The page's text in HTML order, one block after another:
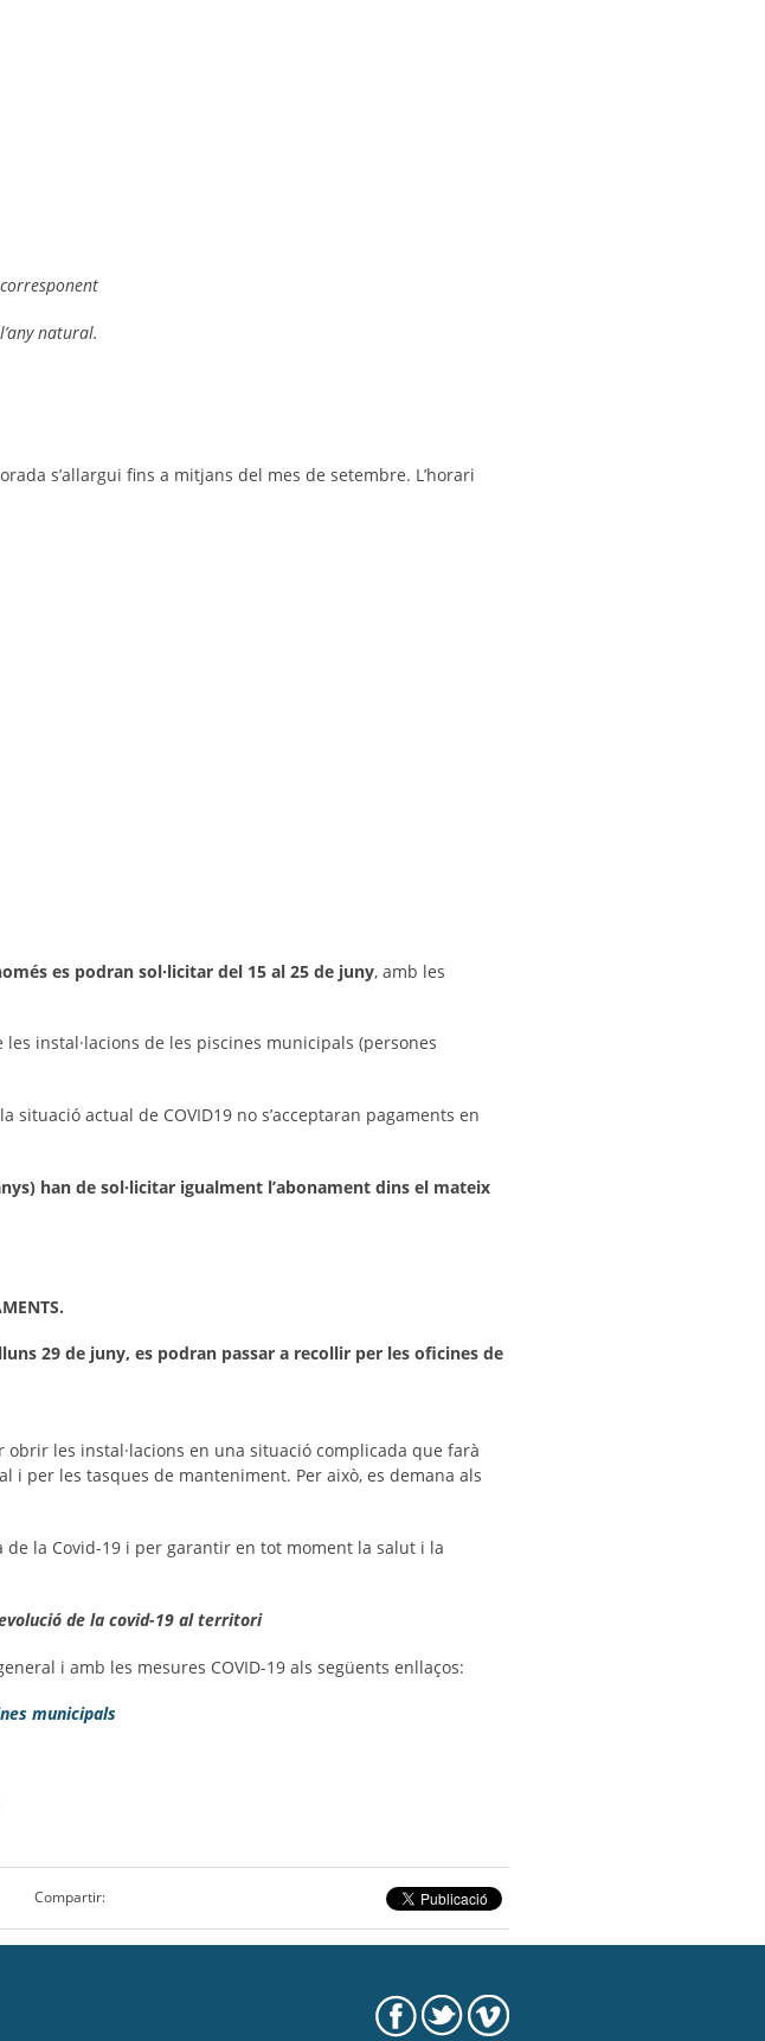
natural.
s’allargui fins a mitjans del mes de setembre. L’horari
es podran sol·licitar del 15 al 25 de juny, amb les
instal·lacions de les piscines municipals (persones
actual de COVID19 no s’acceptaran pagaments en
han de sol·licitar igualment l’abonament dins el mateix
29 de juny, es podran passar a recollir per les oficines de
les instal·lacions en una situació complicada que farà
i per les tasques de manteniment. Per això, es demana als
de la Covid-19 i per garantir en tot moment la salut i la
de la covid-19 al territori
i amb les mesures COVID-19 als següents enllaços:
municipals
Compartir: